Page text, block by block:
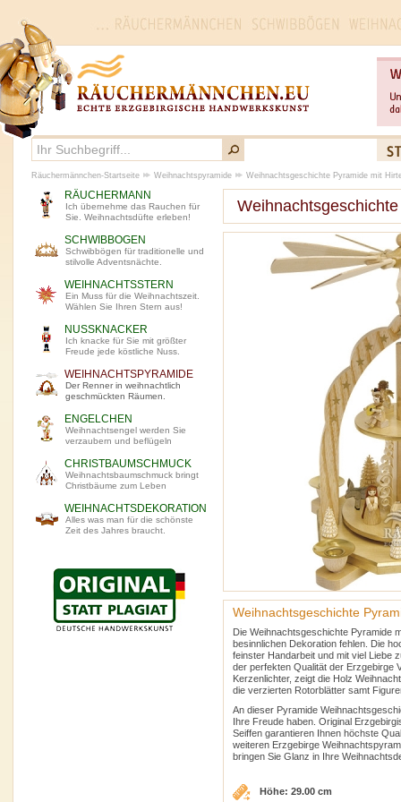
Weihnachtsgeschichte
Die Weihnachtsgeschichte Pyramide
besinnlichen Dekoration fehlen. Die
feinster Handarbeit und mit viel Liebe
der perfekten Qualität der Erzgebirge
Kerzenlichter, zeigt die Holz
die verzierten Rotorblätter samt
An dieser Pyramide
Ihre Freude haben. Original
Seiffen garantieren Ihnen höchste
weiteren Erzgebirge
bringen Sie Glanz in Ihre
Höhe: 29.00 cm
RÄUCHERMANN
Ich übernehme das Rauchen für
Sie. Weihnachtsdüfte erleben!
SCHWIBBOGEN
Schwibbögen für traditionelle und
stilvolle Adventsnächte.
WEIHNACHTSSTERN
Ein Muss für die Weihnachtszeit.
Wählen Sie Ihren Stern aus!
NUSSKNACKER
Ich knacke für Sie mit größter
Freude jede köstliche Nuss.
WEIHNACHTSPYRAMIDE
Der Renner in weihnachtlich
geschmückten Räumen.
ENGELCHEN
Weihnachtsengel werden Sie
verzaubern und beflügeln
CHRISTBAUMSCHMUCK
Weihnachtsbaumschmuck bringt
Christbäume zum Leben
WEIHNACHTSDEKORATION
Alles was man für die schönste
Zeit des Jahres braucht.
Räuchermännchen-Startseite Weihnachtspyramide Weihnachtsgeschichte Pyramide mit